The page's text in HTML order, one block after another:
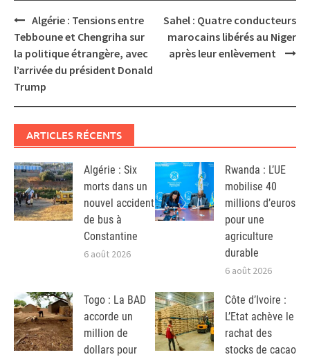
Post
navigation
Algérie : Tensions entre
Tebboune et Chengriha sur
la politique étrangère, avec
l’arrivée du président Donald
Trump
Sahel : Quatre conducteurs
marocains libérés au Niger
après leur enlèvement
ARTICLES RÉCENTS
Algérie : Six
morts dans un
nouvel accident
de bus à
Constantine
6 août 2026
Rwanda : L’UE
mobilise 40
millions d’euros
pour une
agriculture
durable
6 août 2026
Togo : La BAD
accorde un
million de
dollars pour
Côte d’Ivoire :
L’Etat achève le
rachat des
stocks de cacao